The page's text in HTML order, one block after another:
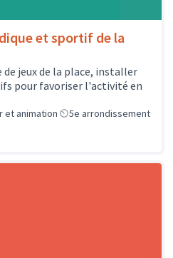
et sportif de la
jeux de la place, installer
pour favoriser l'activité en
et animation 5e arrondissement